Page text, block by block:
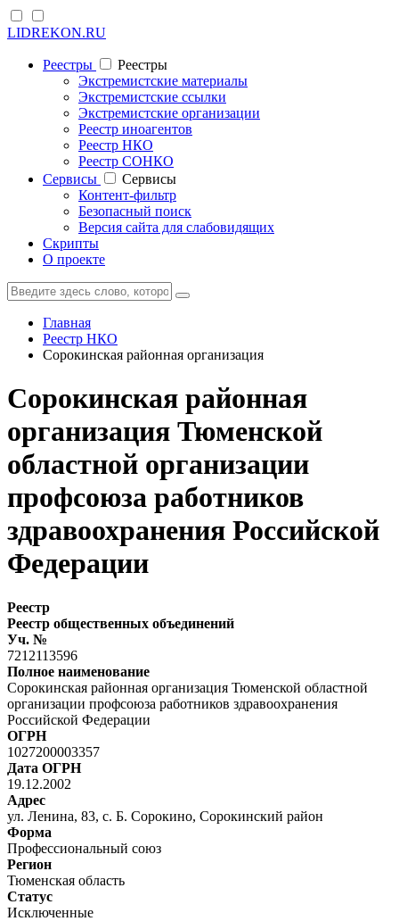
LIDREKON.RU
Реестры
Реестры
Экстремистские материалы
Экстремистские ссылки
Экстремистские организации
Реестр иноагентов
Реестр НКО
Реестр СОНКО
Cервисы
Cервисы
Контент-фильтр
Безопасный поиск
Версия сайта для слабовидящих
Скрипты
О проекте
Главная
Реестр НКО
Сорокинская районная организация
Сорокинская районная
организация Тюменской
областной организации
профсоюза работников
здравоохранения Российской
Федерации
Реестр
Реестр общественных объединений
Уч. №
7212113596
Полное наименование
Сорокинская районная организация Тюменской областной
организации профсоюза работников здравоохранения
Российской Федерации
ОГРН
1027200003357
Дата ОГРН
19.12.2002
Адрес
ул. Ленина, 83, с. Б. Сорокино, Сорокинский район
Форма
Профессиональный союз
Регион
Тюменская область
Статус
Исключенные